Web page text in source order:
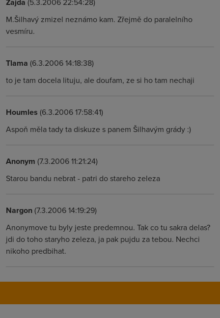
M.Šilhavý zmizel neznámo kam. Zřejmě do paralelního
vesmíru.
Tlama (6.3.2006 14:18:38)
to je tam docela lituju, ale doufam, ze si ho tam nechaji
Houmles (6.3.2006 17:58:41)
Aspoň měla tady ta diskuze s panem Šilhavým grády :)
Anonym (7.3.2006 11:21:24)
Starou bandu nebrat - patri do stareho zeleza
Nargon(7.3.2006 14:19:29)
Anonymove tu byly jeste predemnou. Tak co tu sakra delas?
jdi do toho staryho zeleza, ja pak pujdu za tebou. Nechci
nikoho predbihat.